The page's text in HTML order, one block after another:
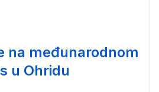
na međunarodnom
u Ohridu